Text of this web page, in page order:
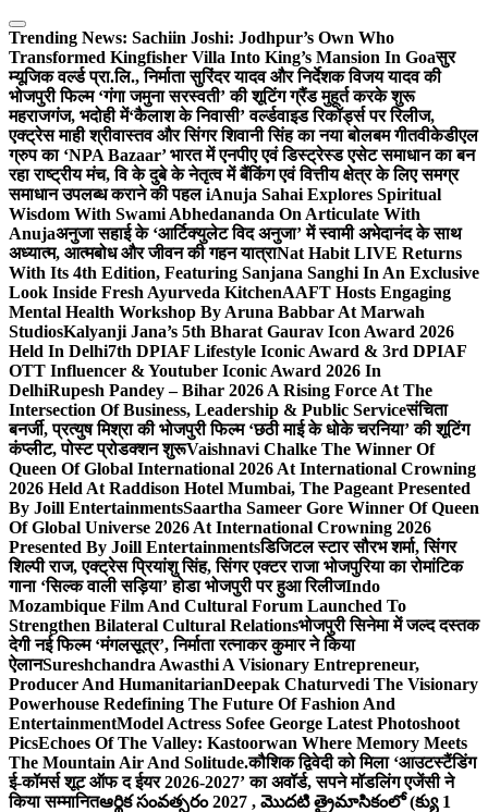
Skip
to
content
Trending News: Sachiin Joshi: Jodhpur’s Own Who
Transformed Kingfisher Villa Into King’s Mansion In Goaसुर
म्यूजिक वर्ल्ड प्रा.लि., निर्माता सुरिंदर यादव और निर्देशक विजय यादव की
भोजपुरी फिल्म ‘गंगा जमुना सरस्वती’ की शूटिंग ग्रैंड मुहूर्त करके शुरू
महराजगंज, भदोही में‘कैलाश के निवासी’ वर्ल्डवाइड रिकॉर्ड्स पर रिलीज,
एक्ट्रेस माही श्रीवास्तव और सिंगर शिवानी सिंह का नया बोलबम गीतवीकेडीएल
ग्रुप का ‘NPA Bazaar’ भारत में एनपीए एवं डिस्ट्रेस्ड एसेट समाधान का बन
रहा राष्ट्रीय मंच, वि के दुबे के नेतृत्व में बैंकिंग एवं वित्तीय क्षेत्र के लिए समग्र
समाधान उपलब्ध कराने की पहल iAnuja Sahai Explores Spiritual
Wisdom With Swami Abhedananda On Articulate With
Anujaअनुजा सहाई के ‘आर्टिक्युलेट विद अनुजा’ में स्वामी अभेदानंद के साथ
अध्यात्म, आत्मबोध और जीवन की गहन यात्राNat Habit LIVE Returns
With Its 4th Edition, Featuring Sanjana Sanghi In An Exclusive
Look Inside Fresh Ayurveda KitchenAAFT Hosts Engaging
Mental Health Workshop By Aruna Babbar At Marwah
StudiosKalyanji Jana’s 5th Bharat Gaurav Icon Award 2026
Held In Delhi7th DPIAF Lifestyle Iconic Award & 3rd DPIAF
OTT Influencer & Youtuber Iconic Award 2026 In
DelhiRupesh Pandey – Bihar 2026 A Rising Force At The
Intersection Of Business, Leadership & Public Serviceसंचिता
बनर्जी, प्रत्युष मिश्रा की भोजपुरी फिल्म ‘छठी माई के धोके चरनिया’ की शूटिंग
कंप्लीट, पोस्ट प्रोडक्शन शुरूVaishnavi Chalke The Winner Of
Queen Of Global International 2026 At International Crowning
2026 Held At Raddison Hotel Mumbai, The Pageant Presented
By Joill EntertainmentsSaartha Sameer Gore Winner Of Queen
Of Global Universe 2026 At International Crowning 2026
Presented By Joill Entertainmentsडिजिटल स्टार सौरभ शर्मा, सिंगर
शिल्पी राज, एक्ट्रेस प्रियांशु सिंह, सिंगर एक्टर राजा भोजपुरिया का रोमांटिक
गाना ‘सिल्क वाली सड़िया’ होडा भोजपुरी पर हुआ रिलीजIndo
Mozambique Film And Cultural Forum Launched To
Strengthen Bilateral Cultural Relationsभोजपुरी सिनेमा में जल्द दस्तक
देगी नई फिल्म ‘मंगलसूत्र’, निर्माता रत्नाकर कुमार ने किया
ऐलानSureshchandra Awasthi A Visionary Entrepreneur,
Producer And HumanitarianDeepak Chaturvedi The Visionary
Powerhouse Redefining The Future Of Fashion And
EntertainmentModel Actress Sofee George Latest Photoshoot
PicsEchoes Of The Valley: Kastoorwan Where Memory Meets
The Mountain Air And Solitude.कौशिक द्विवेदी को मिला ‘आउटस्टैंडिंग
ई-कॉमर्स शूट ऑफ द ईयर 2026-2027’ का अवॉर्ड, सपने मॉडलिंग एजेंसी ने
किया सम्मानितఆర్థిక సంవత్సరం 2027 , మొదటి త్రైమాసికంలో (క్యు 1